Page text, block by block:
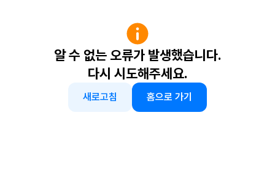
알 수 없는 오류가 발생했습니다.
다시 시도해주세요.
새로고침 홈으로 가기